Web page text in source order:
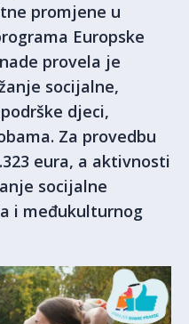
promjene u
Europske
provela je
socijalne,
djeci,
Za provedbu
eura, a aktivnosti
socijalne
i međukulturnog